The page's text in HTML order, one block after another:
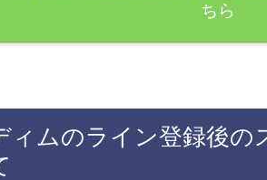
ちら
ィムのライン登録後の